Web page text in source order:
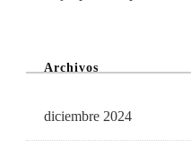
Archivos
diciembre 2024